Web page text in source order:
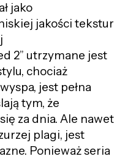
jako
jakości tekstur
2” utrzymane jest
chociaż
jest pełna
tym, że
za dnia. Ale nawet
plagi, jest
Ponieważ seria